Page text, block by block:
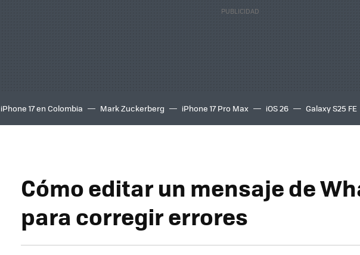
iPhone 17 en Colombia Mark Zuckerberg iPhone 17 Pro Max iOS 26 Galaxy S25 FE
inteligente
IA TCL C8K
Cómo editar un mensaje de
para corregir errores